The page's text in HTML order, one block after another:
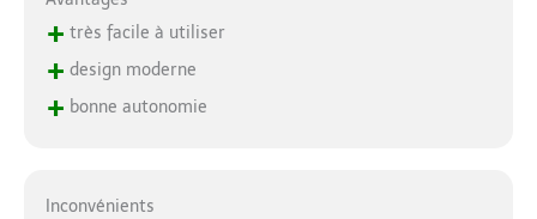
+ très facile à utiliser
+ design moderne
+ bonne autonomie
Inconvénients